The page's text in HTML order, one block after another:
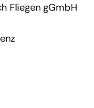
Fliegen gGmbH